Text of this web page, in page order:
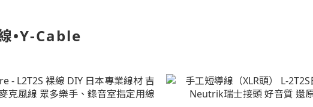
•Y-Cable